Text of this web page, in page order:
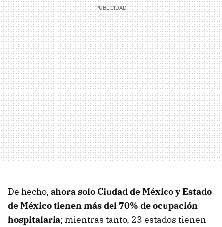
De hecho, ahora solo Ciudad de México y Estado
de México tienen más del 70% de ocupación
hospitalaria; mientras tanto, 23 estados tienen